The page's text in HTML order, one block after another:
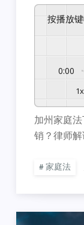
按播放
0:00
1x
加州家庭
销？律师解
家庭法